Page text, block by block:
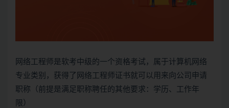
网络工程师是软考 中级的一个资格考试，属于计算机网络
专业类别，获得了网络工程师证书就可以用来向公司申请
职称（前提是满足职称聘任的其他要求：学历、工作年
限）